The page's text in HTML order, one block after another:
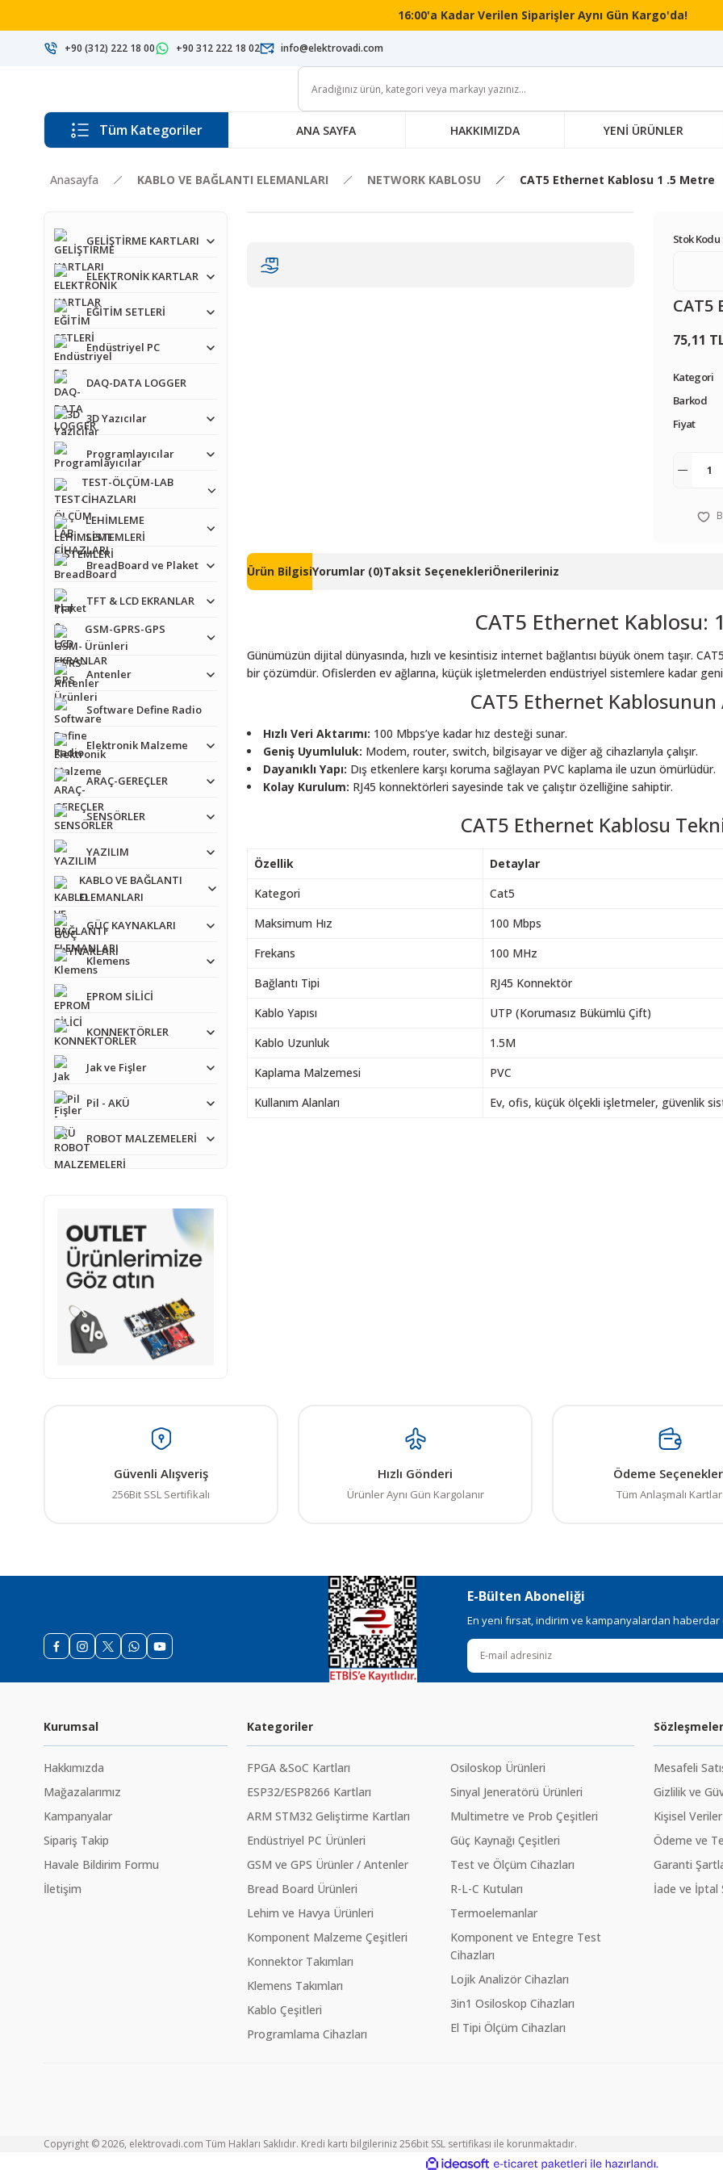
16:00'a Kadar Verilen Siparişler Aynı Gün Kargo'da!
+90 (312) 222 18 00 +90 312 222 18 02 info@elektrovadi.com
Tüm Kategoriler ANA SAYFA HAKKIMIZDA YENİ ÜRÜNLER
Anasayfa KABLO VE BAĞLANTI ELEMANLARI NETWORK KABLOSU CAT5 Ethernet Kablosu 1 .5 Metre
GELİŞTİRME KARTLARI
ELEKTRONİK KARTLAR
EĞİTİM SETLERİ
Endüstriyel PC
DAQ-DATA LOGGER
3D Yazıcılar
Programlayıcılar
TEST-ÖLÇÜM-LAB
CİHAZLARI
LEHİMLEME
SİSTEMLERİ
BreadBoard ve Plaket
TFT & LCD EKRANLAR
GSM-GPRS-GPS
Ürünleri
Antenler
Software Define Radio
Elektronik Malzeme
ARAÇ-GEREÇLER
SENSÖRLER
YAZILIM
KABLO VE BAĞLANTI
ELEMANLARI
GÜÇ KAYNAKLARI
Klemens
EPROM SİLİCİ
KONNEKTÖRLER
Jak ve Fişler
Pil - AKÜ
ROBOT MALZEMELERİ
Stok Kodu :
CAT5
75,11
Kategori
Barkod
Fiyat
Ürün BilgisiYorumlar (0)Taksit SeçenekleriÖnerileriniz
CAT5 Ethernet Kablosu:
Günümüzün dijital dünyasında, hızlı ve kesintisiz internet bağlantısı büyük önem taşır.
bir çözümdür. Ofislerden ev ağlarına, küçük işletmelerden endüstriyel sistemlere kadar
CAT5 Ethernet Kablosunun
Hızlı Veri Aktarımı: 100 Mbps’ye kadar hız desteği sunar.
Geniş Uyumluluk: Modem, router, switch, bilgisayar ve diğer ağ cihazlarıyla çalışır.
Dayanıklı Yapı: Dış etkenlere karşı koruma sağlayan PVC kaplama ile uzun ömürlüdür.
Kolay Kurulum: RJ45 konnektörleri sayesinde tak ve çalıştır özelliğine sahiptir.
CAT5 Ethernet Kablosu
Özellik
Detaylar
Kategori
Cat5
Maksimum Hız
100 Mbps
Frekans
100 MHz
Bağlantı Tipi
RJ45 Konnektör
Kablo Yapısı
UTP (Korumasız Bükümlü Çift)
Kablo Uzunluk
1.5M
Kaplama Malzemesi
PVC
Kullanım Alanları
Ev, ofis, küçük ölçekli işletmeler, güvenlik
Gönder
Güvenli Alışveriş
256Bit SSL Sertifikalı
Hızlı Gönderi
Ürünler Aynı Gün Kargolanır
Ödeme
Tüm Anlaşmalı Kartlar
E-Bülten Aboneliği
En yeni fırsat, indirim ve kampanyalardan haberdar
Kurumsal
Hakkımızda
Mağazalarımız
Kampanyalar
Sipariş Takip
Havale Bildirim Formu
İletişim
Kategoriler
FPGA &SoC Kartları
ESP32/ESP8266 Kartları
ARM STM32 Geliştirme Kartları
Endüstriyel PC Ürünleri
GSM ve GPS Ürünler / Antenler
Bread Board Ürünleri
Lehim ve Havya Ürünleri
Komponent Malzeme Çeşitleri
Konnektor Takımları
Klemens Takımları
Kablo Çeşitleri
Programlama Cihazları
Osiloskop Ürünleri
Sinyal Jeneratörü Ürünleri
Multimetre ve Prob Çeşitleri
Güç Kaynağı Çeşitleri
Test ve Ölçüm Cihazları
R-L-C Kutuları
Termoelemanlar
Komponent ve Entegre Test
Cihazları
Lojik Analizör Cihazları
3in1 Osiloskop Cihazları
El Tipi Ölçüm Cihazları
Sözleşmeler
Mesafeli
Gizlilik ve
Kişisel
Ödeme ve
Garanti
İade ve İptal
Copyright © 2026, elektrovadi.com Tüm Hakları Saklıdır. Kredi kartı bilgileriniz 256bit SSL sertifikası ile korunmaktadır.
ideasoft e-